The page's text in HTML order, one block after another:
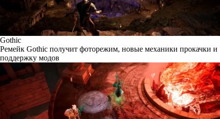
Gothic
Ремейк Gothic получит фоторежим, новые механики прокачки и
поддержку модов